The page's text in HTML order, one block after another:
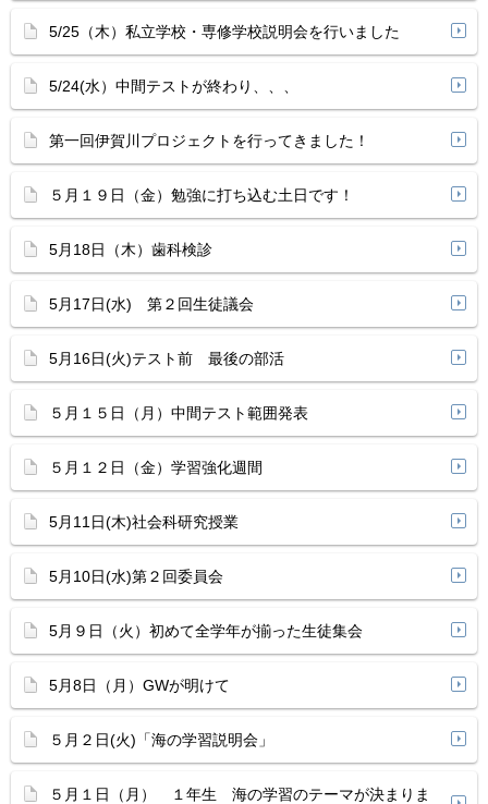
5/25（木）私立学校・専修学校説明会を行いました
5/24(水）中間テストが終わり、、、
第一回伊賀川プロジェクトを行ってきました！
５月１９日（金）勉強に打ち込む土日です！
5月18日（木）歯科検診
5月17日(水) 第２回生徒議会
5月16日(火)テスト前 最後の部活
５月１５日（月）中間テスト範囲発表
５月１２日（金）学習強化週間
5月11日(木)社会科研究授業
5月10日(水)第２回委員会
5月９日（火）初めて全学年が揃った生徒集会
5月8日（月）GWが明けて
５月２日(火)「海の学習説明会」
５月１日（月） １年生 海の学習のテーマが決まりま